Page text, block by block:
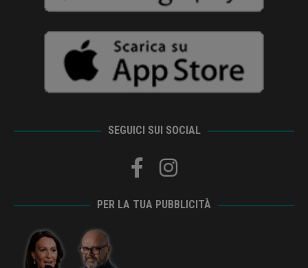
SEGUICI SUI SOCIAL
PER LA TUA PUBBLICITÀ